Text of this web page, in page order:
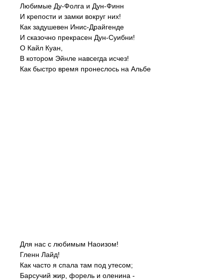
Любимые Ду-Фолга и Дун-Финн
И крепости и замки вокруг них!
Как задушевен Инис-Драйгенде
И сказочно прекрасен Дун-Суибни!
О Кайл Куан,
В котором Эйнле навсегда исчез!
Как быстро время пронеслось на Альбе
Для нас с любимым Наоизом!
Гленн Лайд!
Как часто я спала там под утесом;
Барсучий жир, форель и оленина -